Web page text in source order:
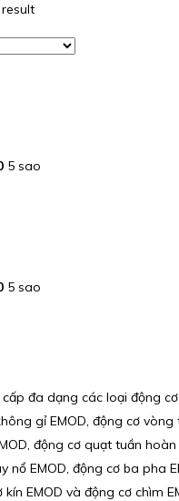
5 sao
5 sao
cấp đa dạng các loại động
gỉ EMOD, động cơ vòng
động cơ quạt tuần hoàn
nổ EMOD, động cơ ba pha
kín EMOD và động cơ chìm